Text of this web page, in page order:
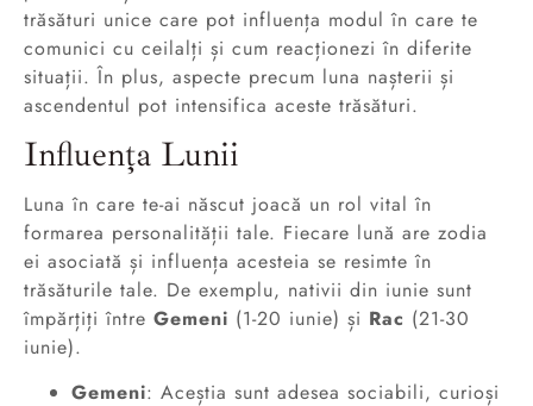
trăsături unice care pot influența modul în care te
comunici cu ceilalți și cum reacționezi în diferite
situații. În plus, aspecte precum luna nașterii și
ascendentul pot intensifica aceste trăsături.
Influența Lunii
Luna în care te-ai născut joacă un rol vital în
formarea personalității tale. Fiecare lună are zodia
ei asociată și influența acesteia se resimte în
trăsăturile tale. De exemplu, nativii din iunie sunt
împărțiți între Gemeni (1-20 iunie) și Rac (21-30
iunie).
Gemeni: Aceștia sunt adesea sociabili, curioși